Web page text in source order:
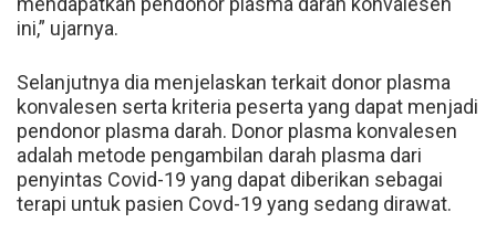
ini,” ujarnya.
Selanjutnya dia menjelaskan terkait donor plasma
konvalesen serta kriteria peserta yang dapat menjadi
pendonor plasma darah. Donor plasma konvalesen
adalah metode pengambilan darah plasma dari
penyintas Covid-19 yang dapat diberikan sebagai
terapi untuk pasien Covd-19 yang sedang dirawat.